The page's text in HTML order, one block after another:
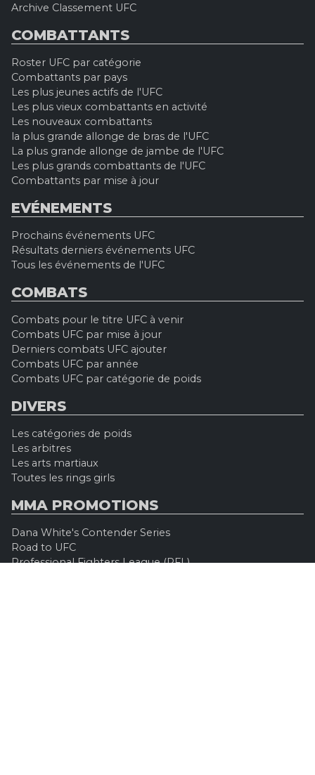
Archive Classement UFC
COMBATTANTS
Roster UFC par catégorie
Combattants par pays
Les plus jeunes actifs de l'UFC
Les plus vieux combattants en activité
Les nouveaux combattants
la plus grande allonge de bras de l'UFC
La plus grande allonge de jambe de l'UFC
Les plus grands combattants de l'UFC
Combattants par mise à jour
EVÉNEMENTS
Prochains événements UFC
Résultats derniers événements UFC
Tous les événements de l'UFC
COMBATS
Combats pour le titre UFC à venir
Combats UFC par mise à jour
Derniers combats UFC ajouter
Combats UFC par année
Combats UFC par catégorie de poids
DIVERS
Les catégories de poids
Les arbitres
Les arts martiaux
Toutes les rings girls
MMA PROMOTIONS
Dana White's Contender Series
Road to UFC
Professional Fighters League (PFL)